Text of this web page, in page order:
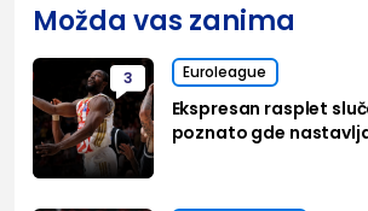
Možda vas zanima
3 Euroleague
Ekspresan rasplet
poznato gde